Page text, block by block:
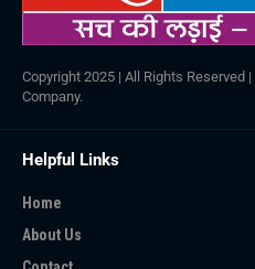
Copyright 2025 | All Rights Reserved |
Company.
Helpful Links
Home
About Us